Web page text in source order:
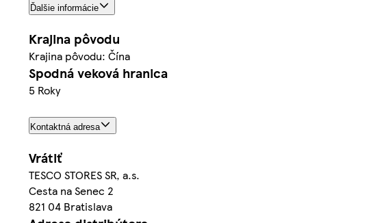
Ďalšie informácie
Krajina pôvodu
Krajina pôvodu: Čína
Spodná veková hranica
5 Roky
Kontaktná adresa
Vrátiť
TESCO STORES SR, a.s.
Cesta na Senec 2
821 04 Bratislava